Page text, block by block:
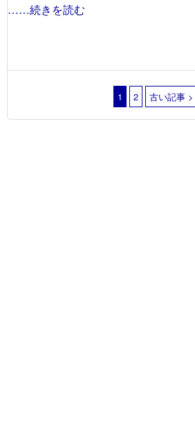
……続きを読む
1 2 古い記事 >